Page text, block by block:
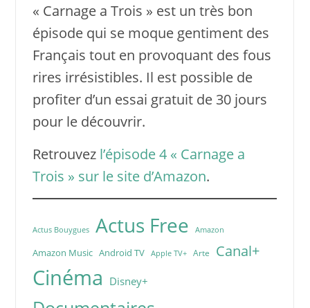
« Carnage a Trois » est un très bon
épisode qui se moque gentiment des
Français tout en provoquant des fous
rires irrésistibles. Il est possible de
profiter d’un essai gratuit de 30 jours
pour le découvrir.
Retrouvez l’épisode 4 « Carnage a
Trois » sur le site d’Amazon.
Actus Bouygues Actus Free Amazon
Amazon Music Android TV Apple TV+ Arte Canal+
Cinéma Disney+